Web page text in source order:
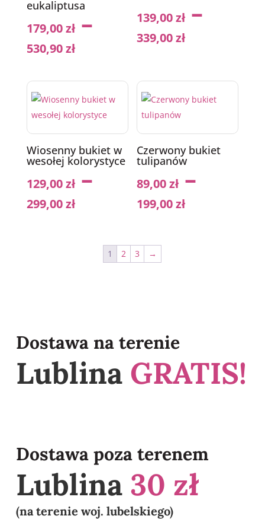
eukaliptusa
179,00zł–
530,90zł
139,00zł–
339,00zł
Wiosenny bukiet w
wesołej kolorystyce
129,00zł–
299,00zł
Czerwony bukiet
tulipanów
89,00zł–
199,00zł
1 2 3 →
Dostawa na terenie
Lublina GRATIS!
Dostawa poza terenem
Lublina 30 zł
(na terenie woj. lubelskiego)